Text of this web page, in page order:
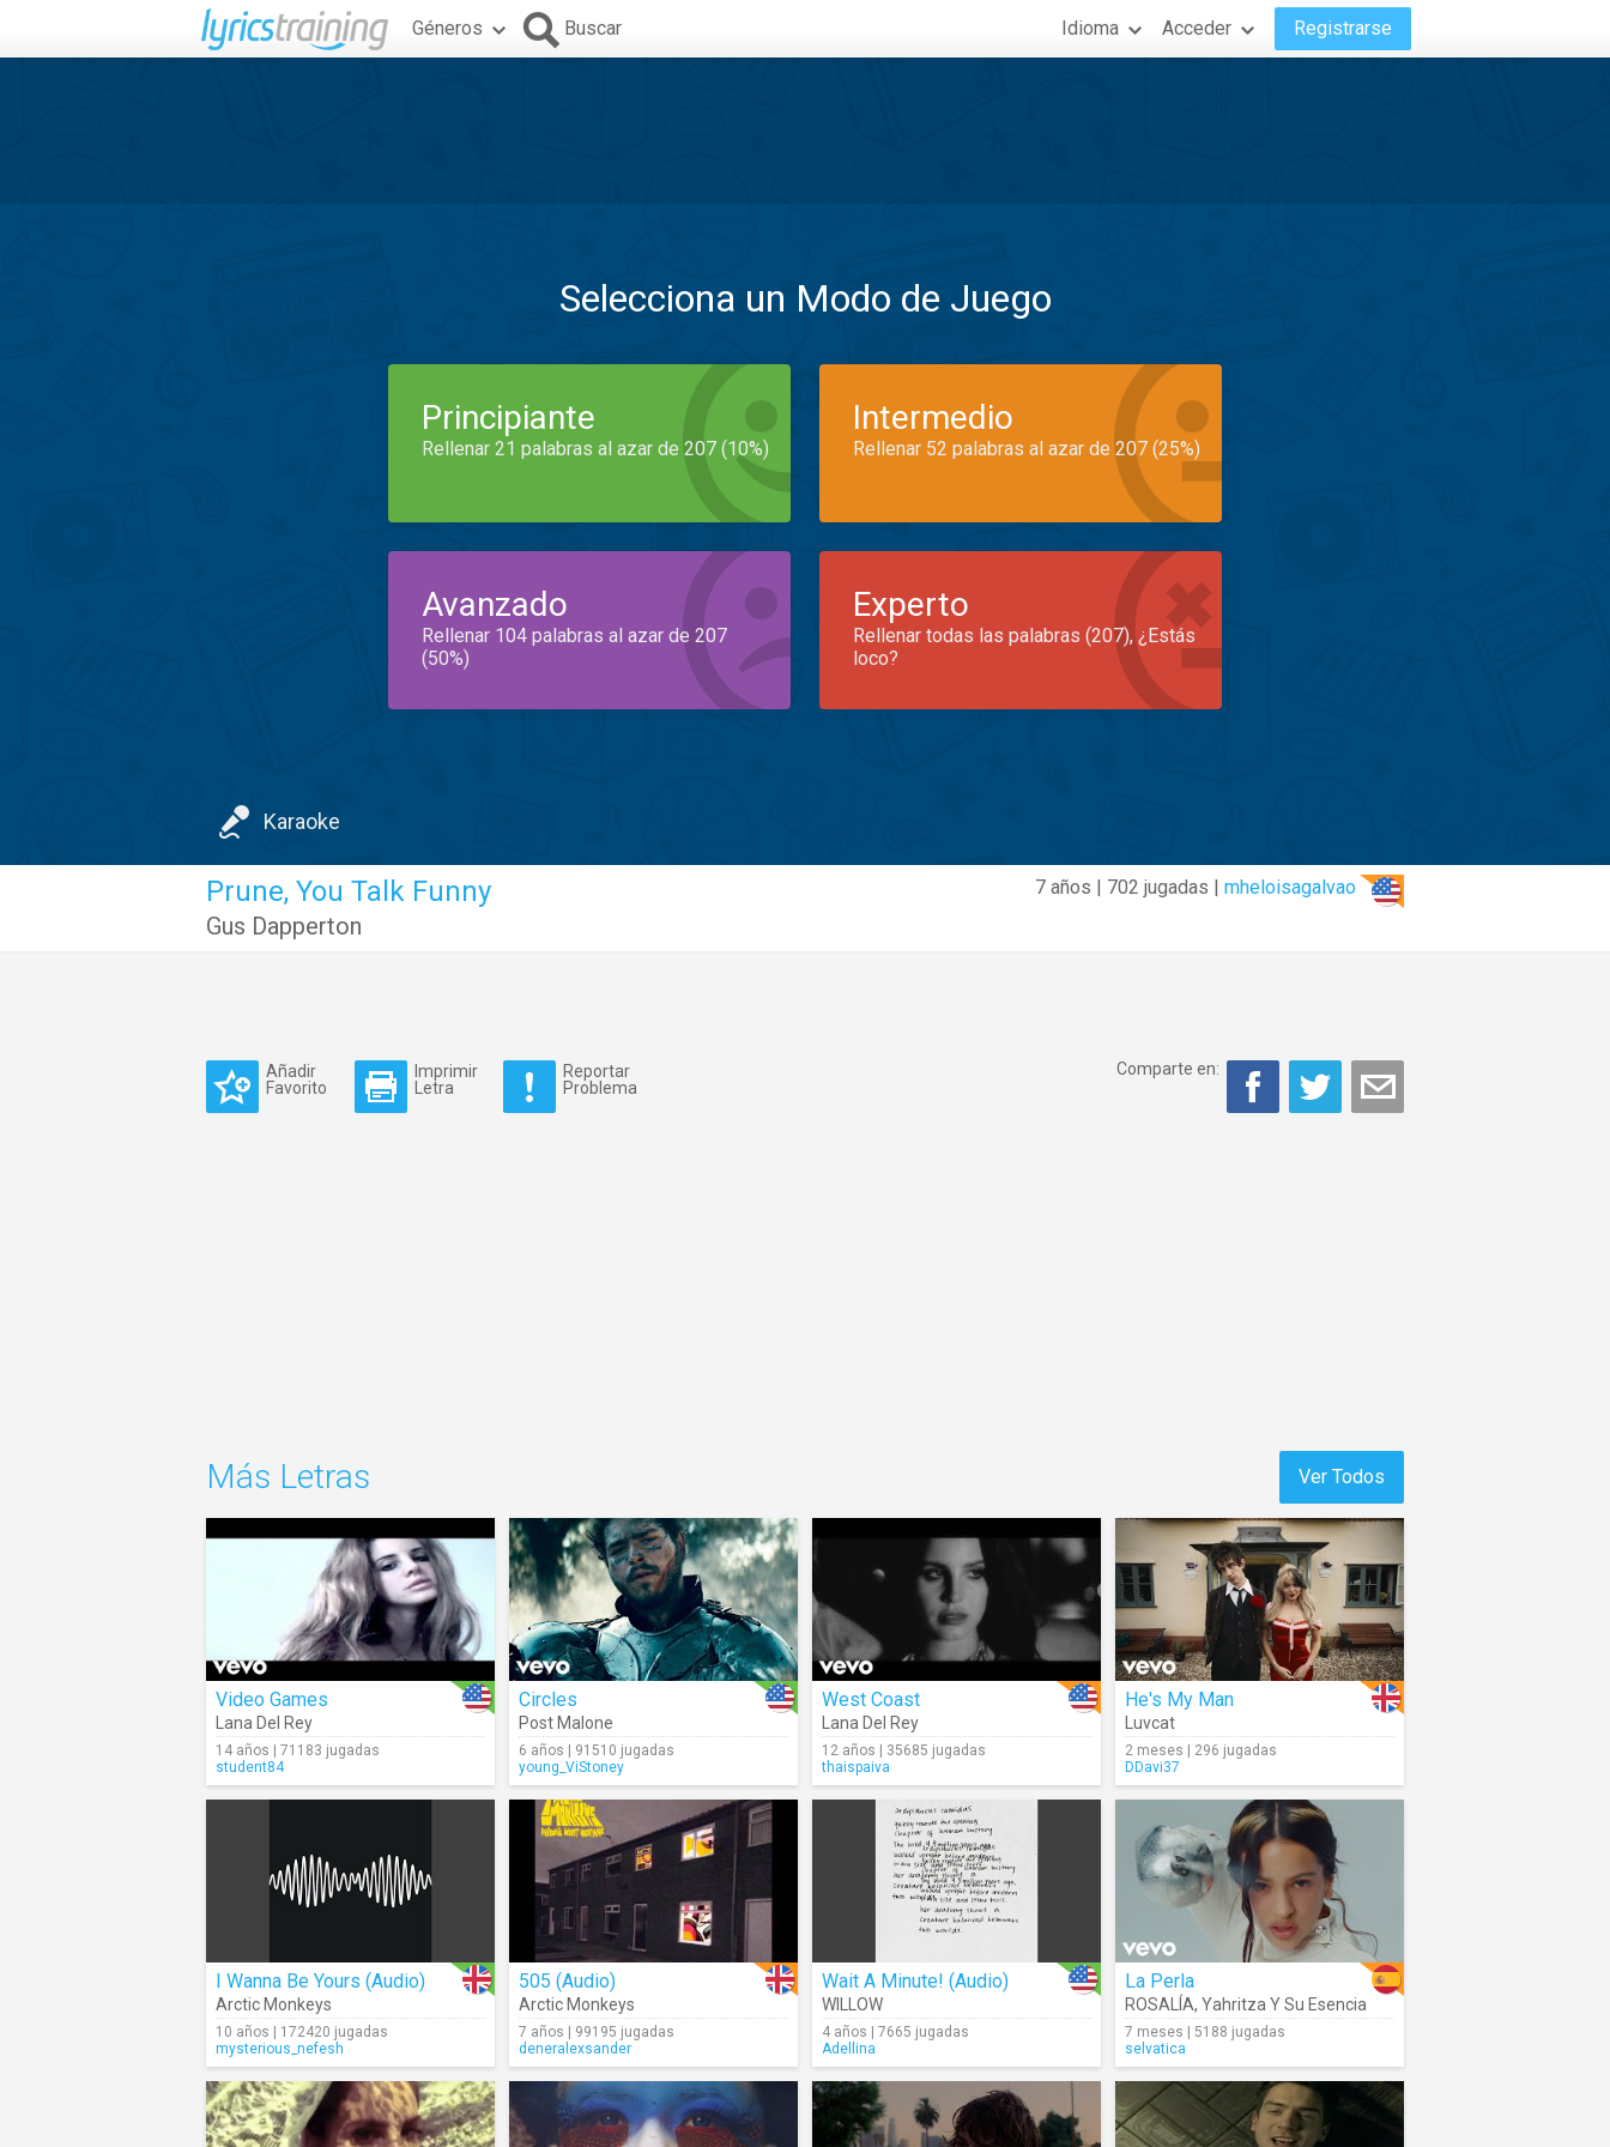
Géneros Buscar Idioma Acceder Registrarse
Selecciona un Modo de Juego
Principiante
Rellenar 21 palabras al azar de 207 (10%)
Intermedio
Rellenar 52 palabras al azar de 207 (25%)
Avanzado
Rellenar 104 palabras al azar de 207
(50%)
Experto
Rellenar todas las palabras (207), ¿Estás
loco?
Karaoke
7 años | 702 jugadas | mheloisagalvao
Prune, You Talk Funny
Gus Dapperton
Añadir
Favorito
Imprimir
Letra
Reportar
Problema
Comparte en:
Ver Todos
Más Letras
Video Games
Lana Del Rey
14 años | 71183 jugadas
student84
Circles
Post Malone
6 años | 91510 jugadas
young_ViStoney
West Coast
Lana Del Rey
12 años | 35685 jugadas
thaispaiva
He's My Man
Luvcat
2 meses | 296 jugadas
DDavi37
I Wanna Be Yours (Audio)
Arctic Monkeys
10 años | 172420 jugadas
mysterious_nefesh
505 (Audio)
Arctic Monkeys
7 años | 99195 jugadas
deneralexsander
Wait A Minute! (Audio)
WILLOW
4 años | 7665 jugadas
Adellina
La Perla
ROSALÍA, Yahritza Y Su Esencia
7 meses | 5188 jugadas
selvatica